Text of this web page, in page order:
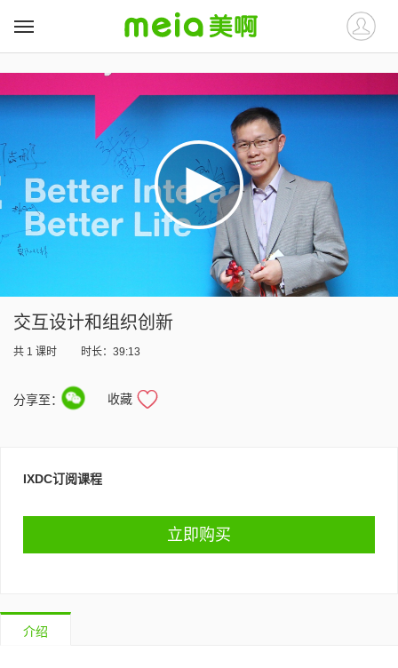
交互设计和组织创新
共 1 课时 时长：39:13
分享至： 收藏
IXDC订阅课程
立即购买
介绍